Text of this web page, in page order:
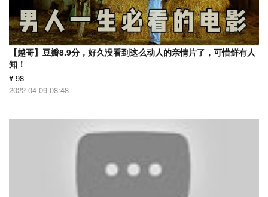
【越哥】豆瓣8.9分，好久没看到这么动人的亲情片了，可惜鲜有人
知！
# 98
2022-04-09 08:48